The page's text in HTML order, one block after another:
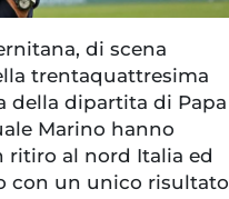
di scena
trentaquattresima
della dipartita di Papa
Marino hanno
ritiro al nord Italia ed
con un unico risultato